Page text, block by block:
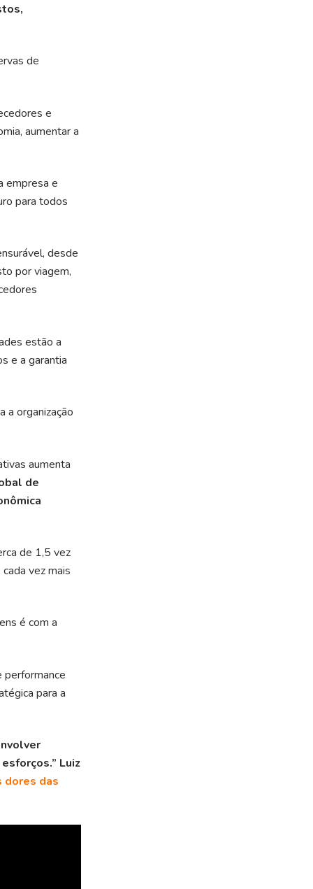
de
e
aumentar a
empresa e
para todos
desde
por viagem,
estão a
e a garantia
a organização
aumenta
de
de 1,5 vez
vez mais
é com a
performance
para a
Luiz
dores das